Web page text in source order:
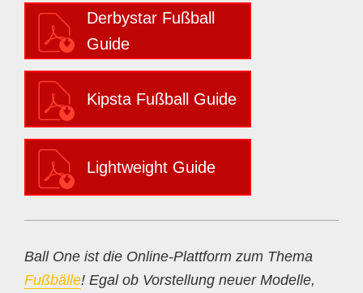
Derbystar Fußball
Guide
Kipsta Fußball Guide
Lightweight Guide
Ball One ist die Online-Plattform zum Thema
Fußbälle! Egal ob Vorstellung neuer Modelle,